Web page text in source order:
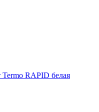
RAPID белая